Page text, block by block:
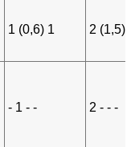
1 (0,6) 1 2 (1,5) 2
- 1 - - 2 - - -